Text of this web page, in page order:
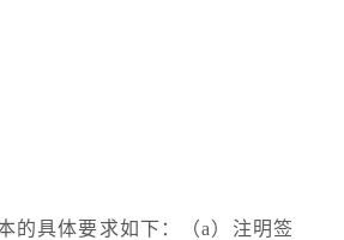
的具体要求如下：（a）注明签